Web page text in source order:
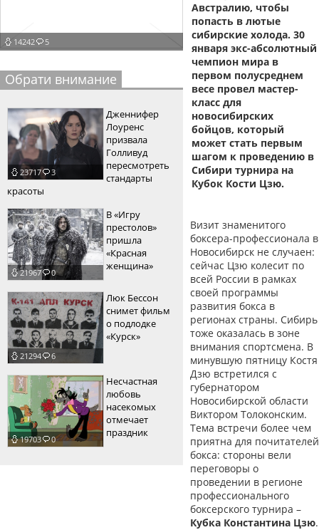
пїЅпїЅпїЅпїЅпїЅпїЅпїЅпїЅпїЅпїЅпїЅ
пїЅпїЅпїЅ
пїЅпїЅпїЅпїЅпїЅпїЅпїЅпїЅпїЅ
пїЅпїЅпїЅ пїЅпїЅпїЅпїЅпїЅ
пїЅпїЅпїЅ пїЅпїЅпїЅпїЅпїЅпїЅ
пїЅпїЅпїЅпїЅпїЅ
пїЅпїЅпїЅпїЅпїЅпїЅпїЅпїЅпїЅпїЅ
14242 5
Обрати внимание
23717 3
Дженнифер
Лоуренс
призвала
Голливуд
пересмотреть
стандарты
красоты
21967 0
В «Игру
престолов»
пришла
«Красная
женщина»
21294 6
Люк Бессон
снимет фильм
о подлодке
«Курск»
19703 0
Несчастная
любовь
насекомых
отмечает
праздник
Австралию, чтобы
попасть в лютые
сибирские холода. 30
января экс-абсолютный
чемпион мира в
первом полусреднем
весе провел мастер-
класс для
новосибирских
бойцов, который
может стать первым
шагом к проведению в
Сибири турнира на
Кубок Кости Цзю.
Визит знаменитого
боксера-профессионала в
Новосибирск не случаен:
сейчас Цзю колесит по
всей России в рамках
своей программы
развития бокса в
регионах страны. Сибирь
тоже оказалась в зоне
внимания спортсмена. В
минувшую пятницу Костя
Дзю встретился с
губернатором
Новосибирской области
Виктором Толоконским.
Тема встречи более чем
приятна для почитателей
бокса: стороны вели
переговоры о
проведении в регионе
профессионального
боксерского турнира –
Кубка Константина Цзю.